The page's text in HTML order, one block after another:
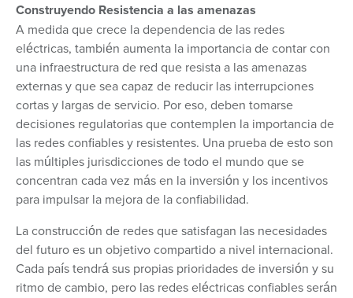
Construyendo Resistencia a las amenazas
A medida que crece la dependencia de las redes
eléctricas, también aumenta la importancia de contar con
una infraestructura de red que resista a las amenazas
externas y que sea capaz de reducir las interrupciones
cortas y largas de servicio. Por eso, deben tomarse
decisiones regulatorias que contemplen la importancia de
las redes confiables y resistentes. Una prueba de esto son
las múltiples jurisdicciones de todo el mundo que se
concentran cada vez más en la inversión y los incentivos
para impulsar la mejora de la confiabilidad.
La construcción de redes que satisfagan las necesidades
del futuro es un objetivo compartido a nivel internacional.
Cada país tendrá sus propias prioridades de inversión y su
ritmo de cambio, pero las redes eléctricas confiables serán